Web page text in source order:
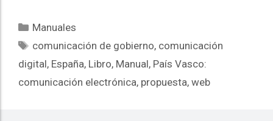
Manuales
comunicación de gobierno, comunicación
digital, España, Libro, Manual, País Vasco:
comunicación electrónica, propuesta, web